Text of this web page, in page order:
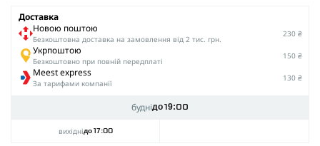
Доставка
Новою поштою
Безкоштовна доставка на замовлення від 2 тис. грн.
230 ₴
Укрпоштою
Безкоштовно при повній передплаті
150 ₴
Meest express
За тарифами компанії
130 ₴
буднідо 19:00
вихіднідо 17:00